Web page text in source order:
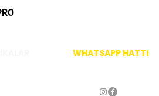
WHATSAPP HATTI